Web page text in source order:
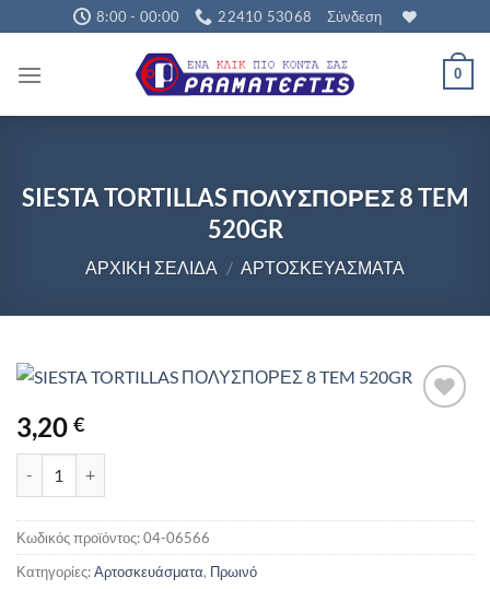
Μετάβαση
στο
περιεχόμενο
8:00 - 00:00 22410 53068 Σύνδεση
0
SIESTA TORTILLAS ΠΟΛΥΣΠΟΡΕΣ 8 TEM
520GR
ΑΡΧΙΚΉ ΣΕΛΊΔΑ / ΑΡΤΟΣΚΕΥΆΣΜΑΤΑ
3,20 €
Κωδικός προϊόντος:04-06566
Κατηγορίες:Αρτοσκευάσματα, Πρωινό